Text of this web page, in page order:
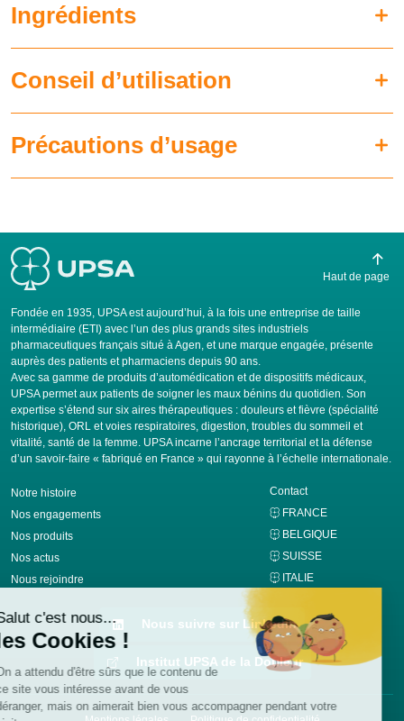
Ingrédients
Conseil d’utilisation
Précautions d’usage
Fondée en 1935, UPSA est aujourd’hui, à la fois une entreprise de taille
intermédiaire (ETI) avec l’un des plus grands sites industriels
pharmaceutiques français situé à Agen, et une marque engagée, présente
auprès des patients et pharmaciens depuis 90 ans.
Avec sa gamme de produits d’automédication et de dispositifs médicaux,
UPSA permet aux patients de soigner les maux bénins du quotidien. Son
expertise s’étend sur six aires thérapeutiques : douleurs et fièvre (spécialité
historique), ORL et voies respiratoires, digestion, troubles du sommeil et
vitalité, santé de la femme. UPSA incarne l’ancrage territorial et la défense
d’un savoir-faire « fabriqué en France » qui rayonne à l’échelle internationale.
Notre histoire
Nos engagements
Nos produits
Nos actus
Nous rejoindre
Contact
FRANCE
BELGIQUE
SUISSE
ITALIE
Haut de page
Nous suivre sur Linkedin
Institut UPSA de la Douleur